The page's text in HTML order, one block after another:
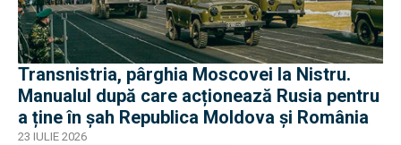
Transnistria, pârghia Moscovei la Nistru.
Manualul după care acționează Rusia pentru
a ține în șah Republica Moldova și România
23 IULIE 2026